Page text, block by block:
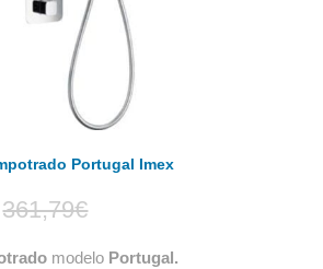
Portugal Imex
361,79€El
precio
modelo Portugal.